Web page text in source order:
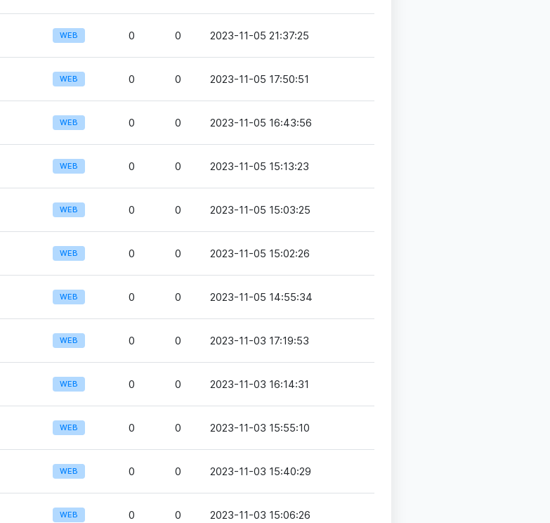
WEB 0 0 2023-11-05 21:37:25
WEB 0 0 2023-11-05 17:50:51
WEB 0 0 2023-11-05 16:43:56
WEB 0 0 2023-11-05 15:13:23
WEB 0 0 2023-11-05 15:03:25
WEB 0 0 2023-11-05 15:02:26
WEB 0 0 2023-11-05 14:55:34
WEB 0 0 2023-11-03 17:19:53
WEB 0 0 2023-11-03 16:14:31
WEB 0 0 2023-11-03 15:55:10
WEB 0 0 2023-11-03 15:40:29
WEB 0 0 2023-11-03 15:06:26